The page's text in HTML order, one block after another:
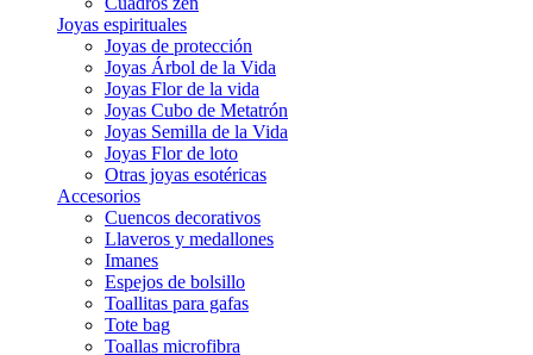
Joyas espirituales
Joyas de protección
Joyas Árbol de la Vida
Joyas Flor de la vida
Joyas Cubo de Metatrón
Joyas Semilla de la Vida
Joyas Flor de loto
Otras joyas esotéricas
Accesorios
Cuencos decorativos
Llaveros y medallones
Imanes
Espejos de bolsillo
Toallitas para gafas
Tote bag
Toallas microfibra